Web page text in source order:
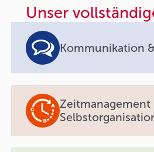
Unser
Kommunikation
Zeitmanagement